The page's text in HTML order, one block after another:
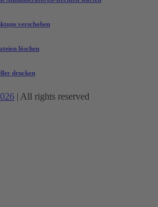
verschoben
löschen
drucken
| All rights reserved